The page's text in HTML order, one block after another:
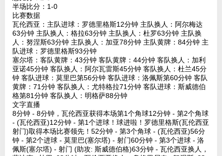
半场比分：1-0
比赛数据
瓦伦西亚：主队进球：罗德里格斯12分钟 主队换人：阿尔梅达
63分钟 主队换人：格拉63分钟 主队换人：杜罗63分钟 主队换
人：努涅斯63分钟 主队换人：加亚78分钟 主队黄牌：84分钟 主
队进球：罗德里格斯93分钟
塞尔塔：客队黄牌：43分钟 客队黄牌：44分钟 客队换人：加利
亚诺45分钟 客队换人：阿尔瓦雷斯45分钟 客队换人：杜兰45分
钟 客队进球：莫里巴第56分钟 客队进球：洛佩斯第60分钟 客队
黄牌：71分钟 客队换人：尤特格拉71分钟 客队进球：斯威德伯
格第81分钟 客队换人：明格萨88分钟
文字直播
8分钟 - 8分钟，瓦伦西亚获得本场第1个角球12分钟 - 第2个角球
- (瓦伦西亚)12分钟 - 第1个进球！球进啦！罗德里格斯(瓦伦西亚
射门)取得本场比赛领先！52分钟 - 第3个角球 - (瓦伦西亚)56分
钟 - 第2个进球 - 莫里巴(塞尔塔) - 射门60分钟 - 第3个进球 - 洛
佩斯(塞尔塔) - 射门 (助攻: 斯威德伯格)63分钟 - 瓦伦西亚换人，